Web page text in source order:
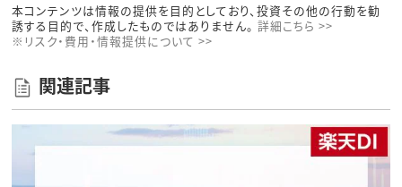
本コンテンツは情報の提供を目的としており、投資その他の行動を勧
誘する目的で、作成したものではありません。 詳細こちら >>
※リスク・費用・情報提供について >>
関連記事